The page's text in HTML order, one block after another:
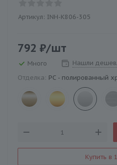
Артикул: INH-K806-305
792 ₽/шт
Много
Нашли
Отделка: PC - полированный
Купить в